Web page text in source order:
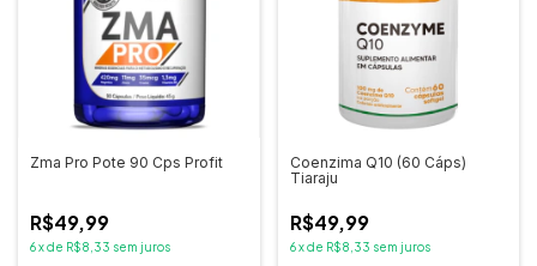
Zma Pro Pote 90 Cps Profit
R$49,99
6xde R$8,33 sem juros
Coenzima Q10 (60 Cáps)
Tiaraju
R$49,99
6 xde R$8,33 sem juros